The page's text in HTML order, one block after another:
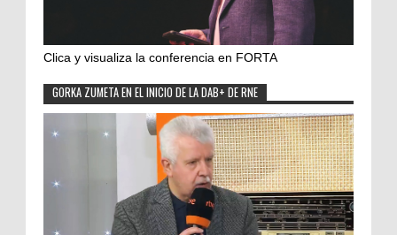
Clica y visualiza la conferencia en FORTA
GORKA ZUMETA EN EL INICIO DE LA DAB+ DE RNE